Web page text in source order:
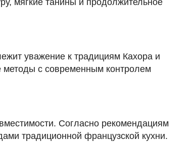
Вино Laurent Barth, S05 P164 Pinot Noir,
Alsace AOC, 2020
Франция
Юго-Запад Франции, Каор
Добавить в корзину
мягкие танины и продолжительное
уважение к традициям Кахора и
методы с современным контролем
Согласно рекомендациям
традиционной французской кухни.